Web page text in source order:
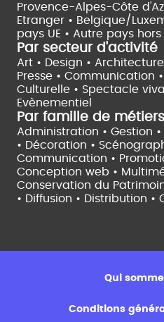
Provence-Alpes-Côte
Etranger • Belgique/
pays UE • Autre pays hors
Par secteur d'activité
Art • Design • Architecture
Presse • Communication •
Culturelle • Spectacle
Evènementiel
Par famille de métiers
Administration • Gestion •
• Décoration •
Communication •
Conception web •
Conservation du
• Diffusion • Distribution
Qui
Conditions